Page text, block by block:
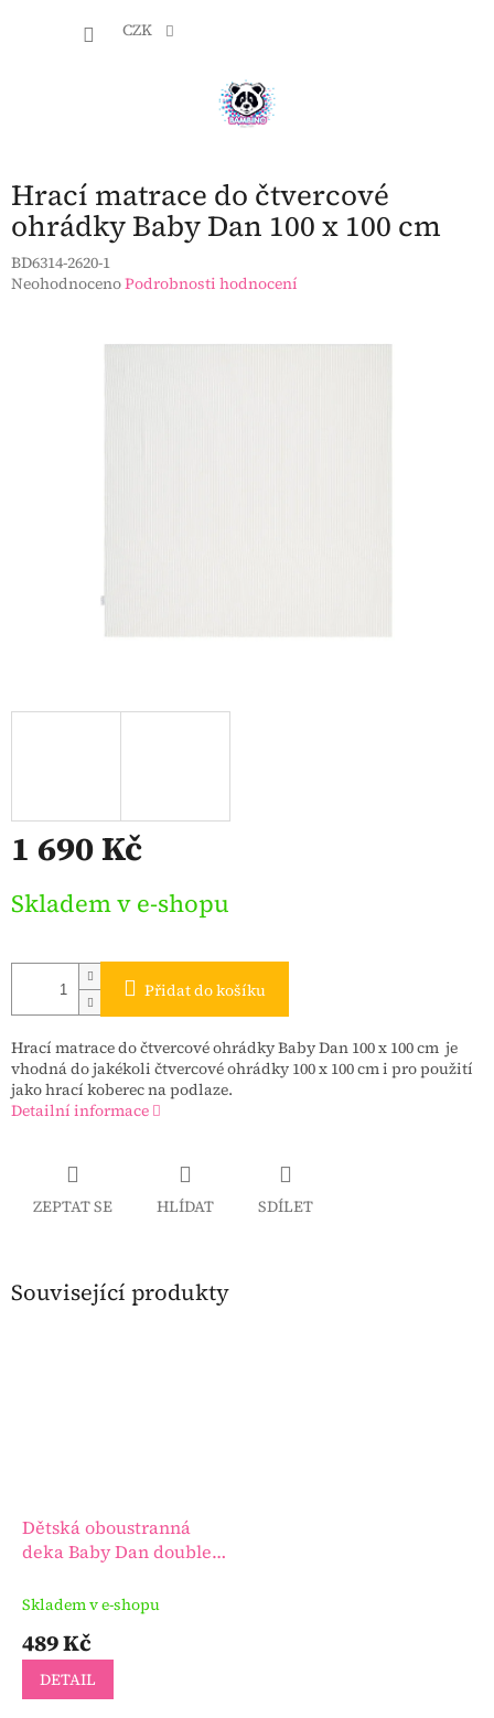
CZK
Hrací matrace do čtvercové
ohrádky Baby Dan 100 x 100 cm
BD6314-2620-1
Průměrné
NeohodnocenoPodrobnosti hodnocení
1 690 Kč
cena:
Skladem v e-shopu
Přidat do košíku
Hrací matrace do čtvercové ohrádky Baby Dan 100 x 100 cm je
vhodná do jakékoli čtvercové ohrádky 100 x 100 cm i pro použití
jako hrací koberec na podlaze.
Detailní informace
ZEPTAT SE HLÍDAT SDÍLET
Související produkty
Dětská oboustranná
deka Baby Dan double
Skladem v e-shopu
489 Kč
DETAIL